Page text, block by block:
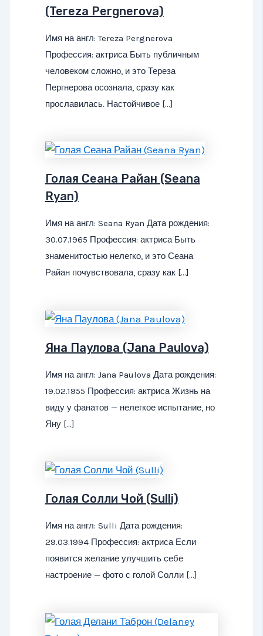
(Tereza Pergnerova)
Имя на англ: Tereza Pergnerova
Профессия: актриса Быть публичным
человеком сложно, и это Тереза
Пергнерова осознала, сразу как
прославилась. Настойчивое […]
Голая Сеана Райан (Seana
Ryan)
Имя на англ: Seana Ryan Дата рождения:
30.07.1965 Профессия: актриса Быть
знаменитостью нелегко, и это Сеана
Райан почувствовала, сразу как […]
Яна Паулова (Jana Paulova)
Имя на англ: Jana Paulova Дата рождения:
19.02.1955 Профессия: актриса Жизнь на
виду у фанатов — нелегкое испытание, но
Яну […]
Голая Солли Чой (Sulli)
Имя на англ: Sulli Дата рождения:
29.03.1994 Профессия: актриса Если
появится желание улучшить себе
настроение — фото с голой Солли […]